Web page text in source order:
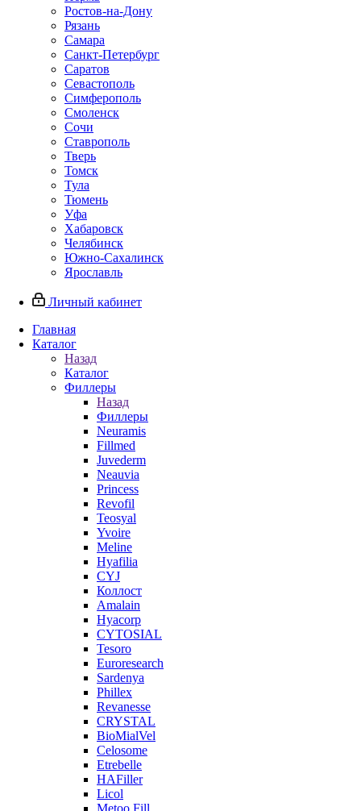
Ростов-на-Дону
Рязань
Самара
Санкт-Петербург
Саратов
Севастополь
Симферополь
Смоленск
Сочи
Ставрополь
Тверь
Томск
Тула
Тюмень
Уфа
Хабаровск
Челябинск
Южно-Сахалинск
Ярославль
Личный кабинет
Главная
Каталог
Назад
Каталог
Филлеры
Назад
Филлеры
Neuramis
Fillmed
Juvederm
Neauvia
Princess
Revofil
Teosyal
Yvoire
Meline
Hyafilia
CYJ
Коллост
Amalain
Hyacorp
CYTOSIAL
Tesoro
Euroresearch
Sardenya
Phillex
Revanesse
CRYSTAL
BioMialVel
Celosome
Etrebelle
HAFiller
Licol
Metoo Fill